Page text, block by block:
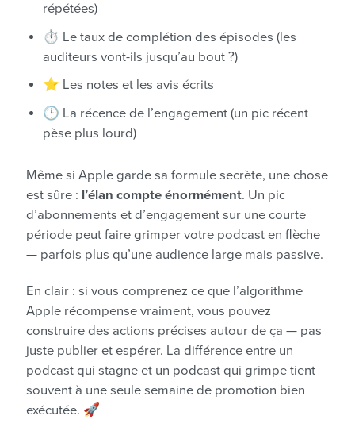
répétées)
⏱ Le taux de complétion des épisodes (les
auditeurs vont-ils jusqu’au bout ?)
⭐️ Les notes et les avis écrits
🕒 La récence de l’engagement (un pic récent
pèse plus lourd)
Même si Apple garde sa formule secrète, une chose
est sûre : l’élan compte énormément. Un pic
d’abonnements et d’engagement sur une courte
période peut faire grimper votre podcast en flèche
— parfois plus qu’une audience large mais passive.
En clair : si vous comprenez ce que l’algorithme
Apple récompense vraiment, vous pouvez
construire des actions précises autour de ça — pas
juste publier et espérer. La différence entre un
podcast qui stagne et un podcast qui grimpe tient
souvent à une seule semaine de promotion bien
exécutée. 🚀